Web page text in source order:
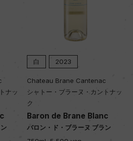
ナッ
白 2023
Chateau Brane Cantenac
シャトー・ブラーヌ・カントナッ
ク
Baron de Brane Blanc
バロン・ド・ブラーヌ ブラン